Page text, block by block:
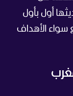
أول بأول
سواء الأهداف